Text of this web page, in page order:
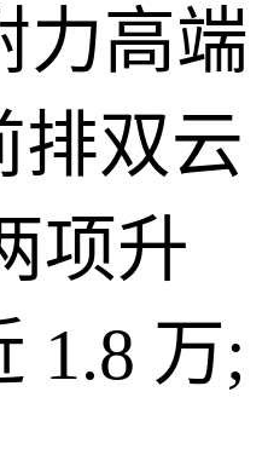
力高端
排双云
项升
1.8 万;